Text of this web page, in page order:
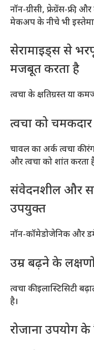
नॉन-ग्रीसी, फ्रेग्रेंस-
मेकअप के नीचे भी
सेरामाइड्स से
मजबूत करता है
त्वचा के क्षतिग्रस्त या
त्वचा को
चावल का अर्क त्वचा की
और त्वचा को शांत करता
संवेदनशील और
उपयुक्त
नॉन-कॉमेडोजेनिक और
उम्र बढ़ने के
त्वचा की इलास्टिसिटी
है।
रोजाना उपयोग